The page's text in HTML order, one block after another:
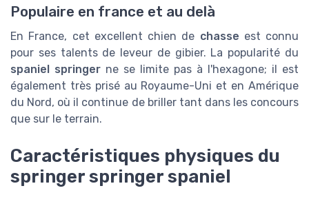
Populaire en france et au delà
En France, cet excellent chien de chasse est connu
pour ses talents de leveur de gibier. La popularité du
spaniel springer ne se limite pas à l'hexagone; il est
également très prisé au Royaume-Uni et en Amérique
du Nord, où il continue de briller tant dans les concours
que sur le terrain.
Caractéristiques physiques du
springer springer spaniel